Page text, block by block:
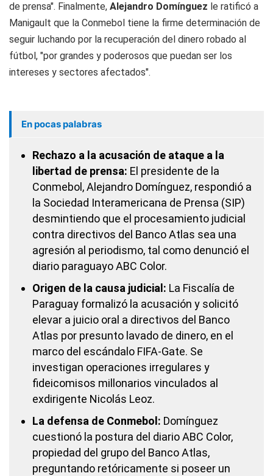
de prensa". Finalmente, Alejandro Domínguez le ratificó a
Manigault que la Conmebol tiene la firme determinación de
seguir luchando por la recuperación del dinero robado al
fútbol, "por grandes y poderosos que puedan ser los
intereses y sectores afectados".
En pocas palabras
Rechazo a la acusación de ataque a la
libertad de prensa: El presidente de la
Conmebol, Alejandro Domínguez, respondió a
la Sociedad Interamericana de Prensa (SIP)
desmintiendo que el procesamiento judicial
contra directivos del Banco Atlas sea una
agresión al periodismo, tal como denunció el
diario paraguayo ABC Color.
Origen de la causa judicial: La Fiscalía de
Paraguay formalizó la acusación y solicitó
elevar a juicio oral a directivos del Banco
Atlas por presunto lavado de dinero, en el
marco del escándalo FIFA-Gate. Se
investigan operaciones irregulares y
fideicomisos millonarios vinculados al
exdirigente Nicolás Leoz.
La defensa de Conmebol: Domínguez
cuestionó la postura del diario ABC Color,
propiedad del grupo del Banco Atlas,
preguntando retóricamente si poseer un